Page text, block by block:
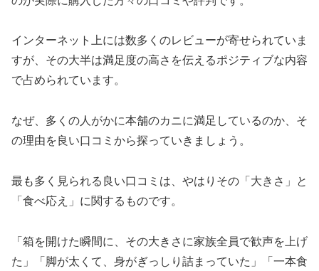
インターネット上には数多くのレビューが寄せられていま
すが、その大半は満足度の高さを伝えるポジティブな内容
で占められています。
なぜ、多くの人がかに本舗のカニに満足しているのか、そ
の理由を良い口コミから探っていきましょう。
最も多く見られる良い口コミは、やはりその「大きさ」と
「食べ応え」に関するものです。
「箱を開けた瞬間に、その大きさに家族全員で歓声を上げ
た」「脚が太くて、身がぎっしり詰まっていた」「一本食